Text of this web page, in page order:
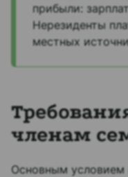
прибыли:
Нерезиденты
местных
членам
Основным условием